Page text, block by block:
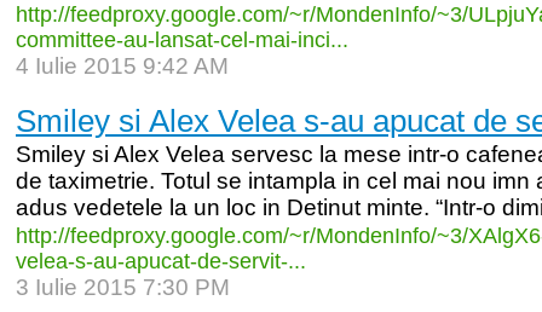
http://feedproxy.google.com/~r/MondenInfo/~3/
committee-au- lansat-cel-mai-inci...
4 Iulie 2015 9:42 AM
Smiley si Alex Velea s-au apucat de
Smiley si Alex Velea servesc la mese intr-o
de taximetrie. Totul se intampla in cel mai nou imn
adus vedetele la un loc in Detinut minte. “Intr-o
http://feedproxy.google.com/~r/MondenInfo/~3/
velea-s-au-apucat-de-servit-...
3 Iulie 2015 7:30 PM